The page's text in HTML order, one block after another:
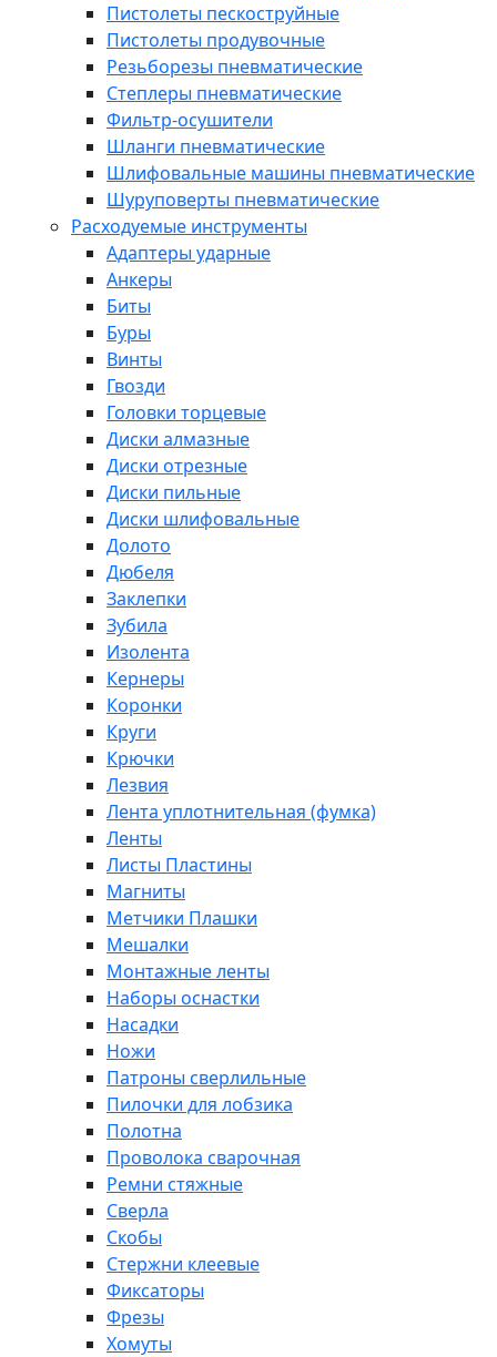
Пистолеты пескоструйные
Пистолеты продувочные
Резьборезы пневматические
Степлеры пневматические
Фильтр-осушители
Шланги пневматические
Шлифовальные машины пневматические
Шуруповерты пневматические
Расходуемые инструменты
Адаптеры ударные
Анкеры
Биты
Буры
Винты
Гвозди
Головки торцевые
Диски алмазные
Диски отрезные
Диски пильные
Диски шлифовальные
Долото
Дюбеля
Заклепки
Зубила
Изолента
Кернеры
Коронки
Круги
Крючки
Лезвия
Лента уплотнительная (фумка)
Ленты
Листы Пластины
Магниты
Метчики Плашки
Мешалки
Монтажные ленты
Наборы оснастки
Насадки
Ножи
Патроны сверлильные
Пилочки для лобзика
Полотна
Проволока сварочная
Ремни стяжные
Сверла
Скобы
Стержни клеевые
Фиксаторы
Фрезы
Хомуты